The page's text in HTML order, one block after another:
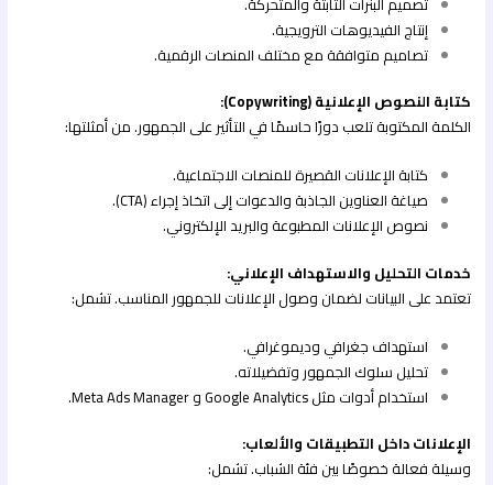
إنتاج الفيديوهات الترويجية.
تصاميم متوافقة مع مختلف المنصات الرقمية.
كتابة النصوص الإعلانية (Copywriting):
الكلمة المكتوبة تلعب دورًا حاسمًا في التأثير على الجمهور. من أمثلتها:
كتابة الإعلانات القصيرة للمنصات الاجتماعية.
صياغة العناوين الجاذبة والدعوات إلى اتخاذ إجراء (CTA).
نصوص الإعلانات المطبوعة والبريد الإلكتروني.
خدمات التحليل والاستهداف الإعلاني:
تعتمد على البيانات لضمان وصول الإعلانات للجمهور المناسب. تشمل:
استهداف جغرافي وديموغرافي.
تحليل سلوك الجمهور وتفضيلاته.
استخدام أدوات مثل Google Analytics و Meta Ads Manager.
الإعلانات داخل التطبيقات والألعاب:
وسيلة فعالة خصوصًا بين فئة الشباب. تشمل: